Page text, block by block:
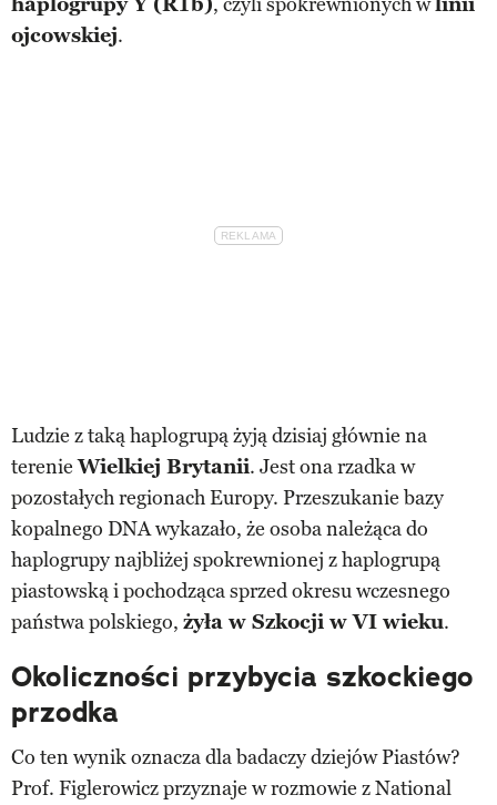
ojcowskiej.
Ludzie z taką haplogrupą żyją dzisiaj głównie na
terenieWielkiej Brytanii. Jest ona rzadka w
pozostałych regionach Europy. Przeszukanie bazy
kopalnego DNA wykazało, że osoba należąca do
haplogrupy najbliżej spokrewnionej z haplogrupą
piastowską i pochodząca sprzed okresu wczesnego
państwa polskiego, żyła w Szkocji w VI wieku.
Okoliczności przybycia szkockiego
przodka
Co ten wynik oznacza dla badaczy dziejów Piastów?
Prof. Figlerowicz przyznaje w rozmowie z National